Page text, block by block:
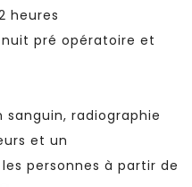
heures
nuit pré opératoire et
sanguin, radiographie
et un
personnes à partir de